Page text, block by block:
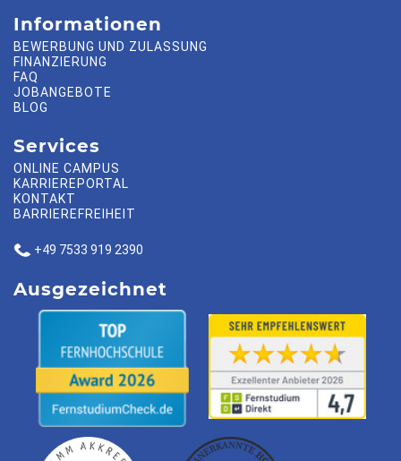
Informationen
BEWERBUNG UND ZULASSUNG
FINANZIERUNG
FAQ
JOBANGEBOTE
BLOG
Services
ONLINE CAMPUS
KARRIEREPORTAL
KONTAKT
BARRIEREFREIHEIT
+49 7533 919 2390
Ausgezeichnet